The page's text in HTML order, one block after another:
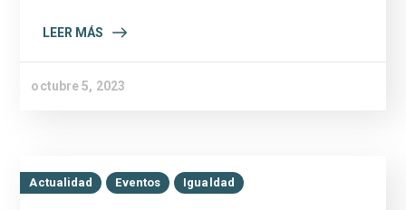
LEER MÁS
octubre 5, 2023
Actualidad Eventos Igualdad